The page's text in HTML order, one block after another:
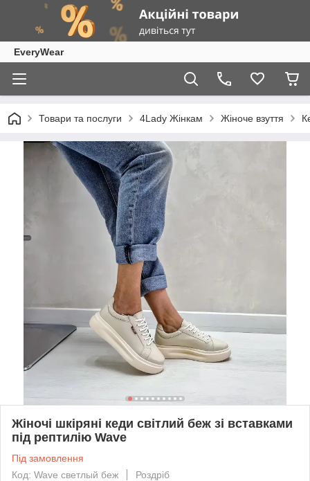
EveryWear
Товари та послуги 4Lady Жінкам Жіноче взуття
Жіночі шкіряні кеди світлий беж зі вставками
під рептилію Wave
Під замовлення
Код: Wave светлый беж
Роздріб